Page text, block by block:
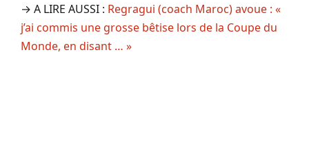
→ A LIRE AUSSI : Regragui (coach Maroc) avoue : «
j’ai commis une grosse bêtise lors de la Coupe du
Monde, en disant … »